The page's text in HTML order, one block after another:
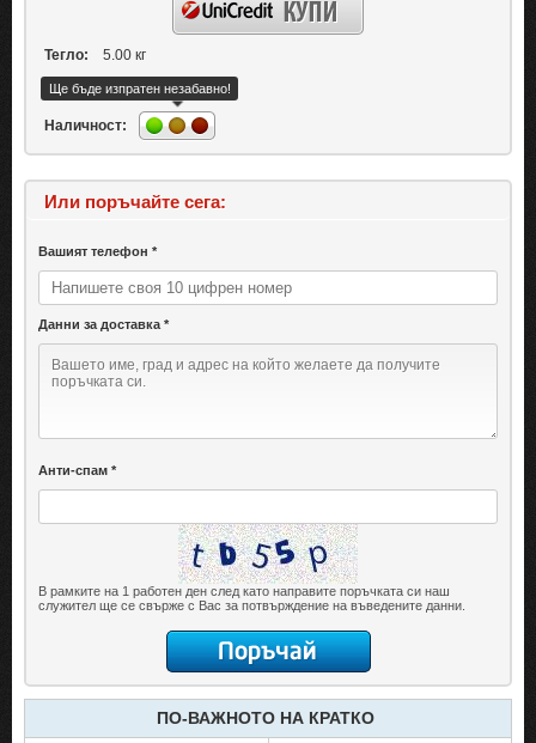
Тегло: 5.00 кг
Наличност:
Ще бъде изпратен незабавно!
Или поръчайте сега:
Вашият телефон *
Данни за доставка *
Анти-спам *
В рамките на 1 работен ден след като направите поръчката си наш
служител ще се свърже с Вас за потвърждение на въведените данни.
ПО-ВАЖНОТО НА КРАТКО